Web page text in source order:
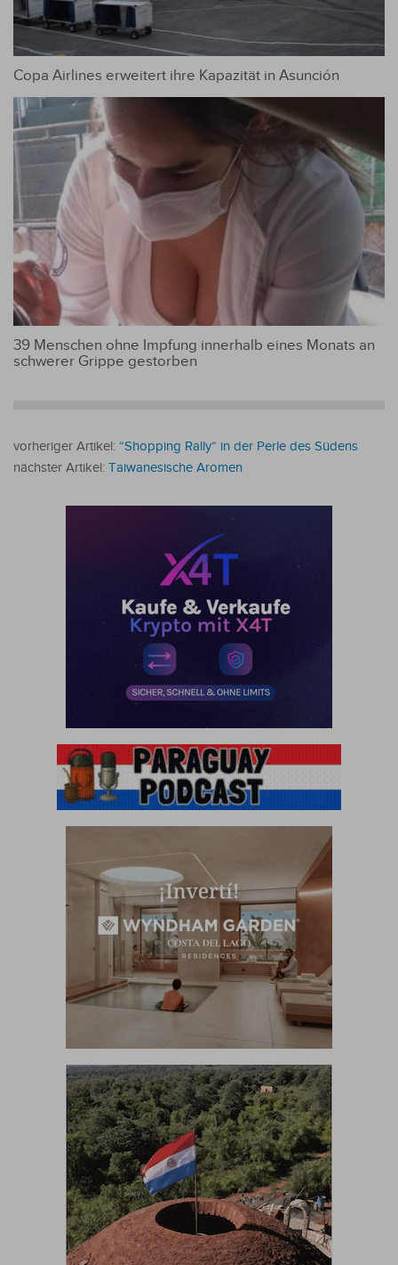
Copa Airlines erweitert ihre Kapazität in Asunción
39 Menschen ohne Impfung innerhalb eines Monats an
schwerer Grippe gestorben
vorheriger Artikel: “Shopping Rally“ in der Perle des Südens
nächster Artikel: Taiwanesische Aromen